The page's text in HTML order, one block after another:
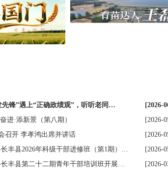
先锋”遇上“正确政绩观”，听听老同…
[2026-
进·添新景（第八期）
[2026-
召开 李孝鸿出席并讲话
[2026-
丰县2026年科级干部进修班（第1期）…
[2026-
丰县第二十二期青年干部培训班开展…
[2026-